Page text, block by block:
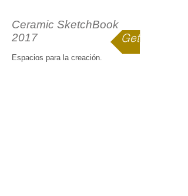
Ceramic SketchBook
2017
Espacios para la creación.
Get yours